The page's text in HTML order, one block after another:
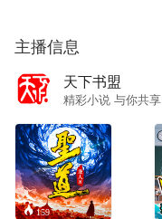
主播信息
天下书盟
精彩小说 与你共享
159